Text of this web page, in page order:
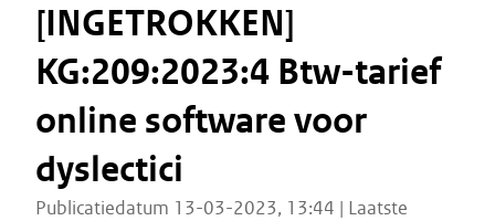
[INGETROKKEN]
KG:209:2023:4 Btw-tarief
online software voor
dyslectici
Publicatiedatum 13-03-2023, 13:44 | Laatste